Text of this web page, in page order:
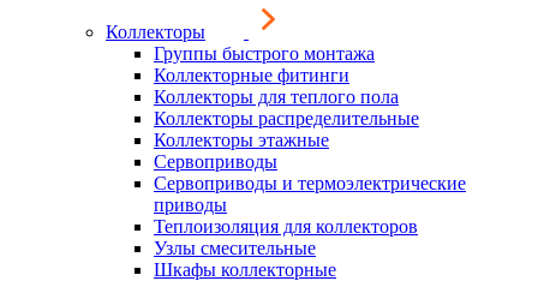
Коллекторы
Группы быстрого монтажа
Коллекторные фитинги
Коллекторы для теплого пола
Коллекторы распределительные
Коллекторы этажные
Сервоприводы
Сервоприводы и термоэлектрические
приводы
Теплоизоляция для коллекторов
Узлы смесительные
Шкафы коллекторные